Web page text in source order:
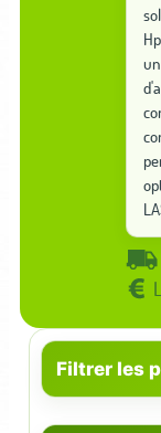
Filtrer les